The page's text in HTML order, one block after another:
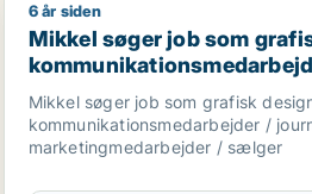
/
Mikkel søger job som grafisk
6 år siden
Mikkel søger job som
marketingmedarbejder /
Mikkel søger job som grafisk
kommunikationsmedarbejder /
marketingmedarbejder / sælger